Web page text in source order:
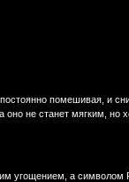
помешивая, и
оно не станет мягким,
угощением, а